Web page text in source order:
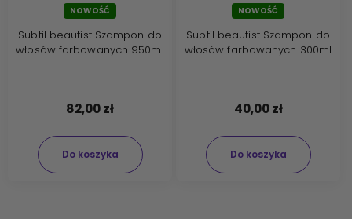
NOWOŚĆ
Subtil beautist Szampon do
włosów farbowanych 950ml
82,00 zł
Do koszyka
NOWOŚĆ
Subtil beautist Szampon do
włosów farbowanych 300ml
40,00 zł
Do koszyka